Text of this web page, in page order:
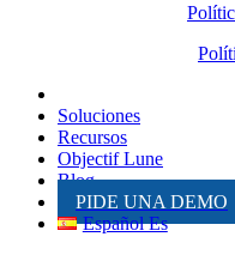
Soluciones
Recursos
Objectif Lune
Blog
PIDE UNA DEMO
Español Es